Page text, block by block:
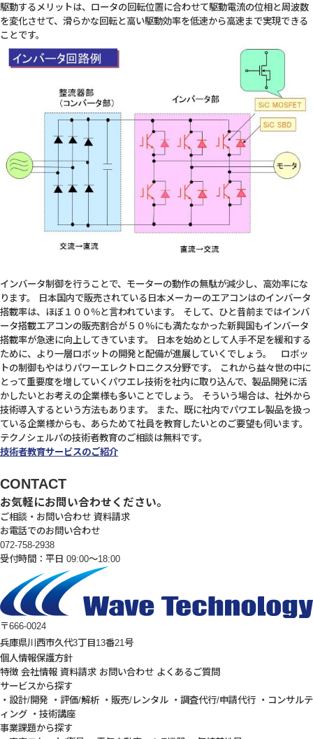
駆動するメリットは、ロータの回転位置に合わせて駆動電流の位相と周波数
を変化させて、滑らかな回転と高い駆動効率を低速から高速まで実現できる
ことです。
インバータ制御を行うことで、モーターの動作の無駄が減少し、高効率にな
ります。 日本国内で販売されている日本メーカーのエアコンはのインバータ
搭載率は、ほぼ１００％と言われています。 そして、ひと昔前まではインバ
ータ搭載エアコンの販売割合が５０％にも満たなかった新興国もインバータ
搭載率が急速に向上してきています。 日本を始めとして人手不足を緩和する
ために、より一層ロボットの開発と配備が進展していくでしょう。 ロボッ
トの制御もやはりパワーエレクトロニクス分野です。 これから益々世の中に
とって重要度を増していくパワエレ技術を社内に取り込んで、製品開発に活
かしたいとお考えの企業様も多いことでしょう。 そういう場合は、社外から
技術導入するという方法もあります。 また、既に社内でパワエレ製品を扱っ
ている企業様からも、あらためて社員を教育したいとのご要望も伺います。
テクノシェルパの技術者教育のご相談は無料です。
技術者教育サービスのご紹介
CONTACT
お気軽にお問い合わせください。
ご相談・お問い合わせ 資料請求
お電話でのお問い合わせ
072-758-2938
受付時間：平日 09:00～18:00
〒666-0024
兵庫県川西市久代3丁目13番21号
個人情報保護方針
特徴 会社情報 資料請求 お問い合わせ よくあるご質問
サービスから探す
・設計/開発
・評価/解析 ・販売/レンタル ・調査代行/申請代行 ・コンサルテ
ィング ・技術講座
事業課題から探す